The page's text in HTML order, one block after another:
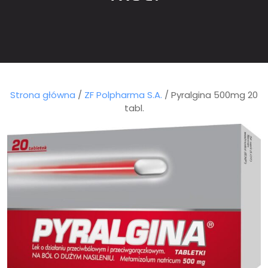
Strona główna / ZF Polpharma S.A. / Pyralgina 500mg 20
tabl.